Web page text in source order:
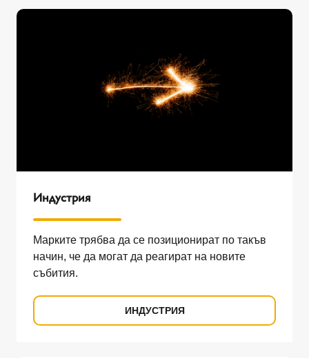
Индустрия
Марките трябва да се позиционират по такъв
начин, че да могат да реагират на новите
събития.
ИНДУСТРИЯ